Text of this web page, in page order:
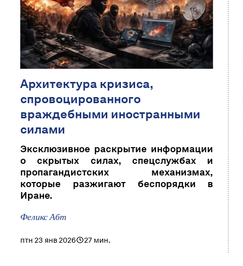
Архитектура кризиса,
спровоцированного
враждебными иностранными
силами
Эксклюзивное раскрытие информации
о скрытых силах, спецслужбах и
пропагандистских механизмах,
которые разжигают беспорядки в
Иране.
Феликс Абт
птн 23 янв 2026 27 мин.